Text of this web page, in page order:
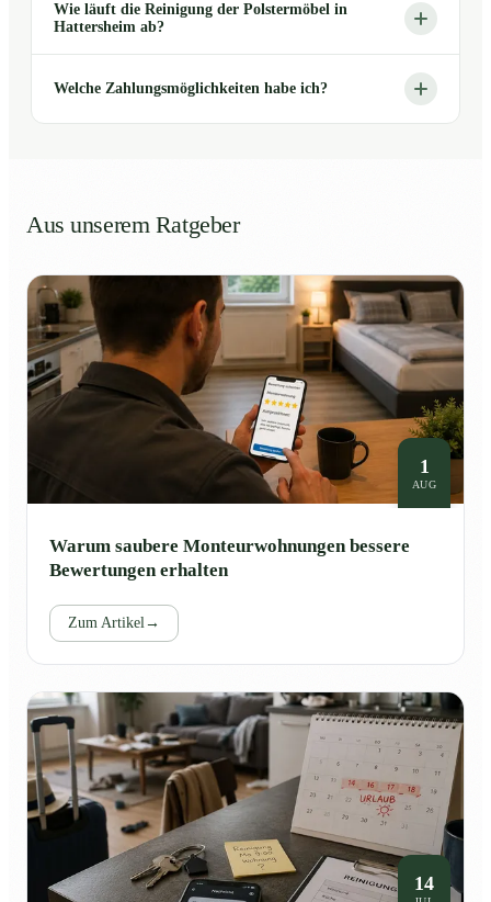
Wie läuft die Reinigung der Polstermöbel in
Hattersheim ab?
Welche Zahlungsmöglichkeiten habe ich?
Aus unserem Ratgeber
1
AUG
Warum saubere Monteurwohnungen bessere
Bewertungen erhalten
Zum Artikel→
14